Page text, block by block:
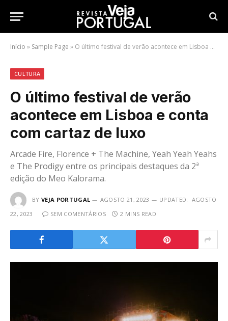
Início » Sample Page » O último festival de verão acontece em Lisboa e conta com cartaz de luxo
CULTURA
O último festival de verão
acontece em Lisboa e conta
com cartaz de luxo
Arcade Fire, Florence + The Machine, Yeah Yeah Yeahs
e The Prodigy entre os principais destaques da 2ª
edição do Meo Kalorama.
BY VEJA PORTUGAL AGOSTO 21, 2023 UPDATED: AGOSTO
22, 2023
SEM COMENTÁRIOS 2 MINS READ